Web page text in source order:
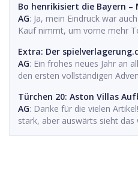
Bo henrikisiert die Bayern –
AG: Ja, mein Eindruck war
Kauf nimmt, um vorne mehr
Extra: Der
AG: Ein frohes neues Jahr an
den ersten vollständigen
Türchen 20: Aston Villas
AG: Danke für die vielen
stark, aber auswärts sieht das